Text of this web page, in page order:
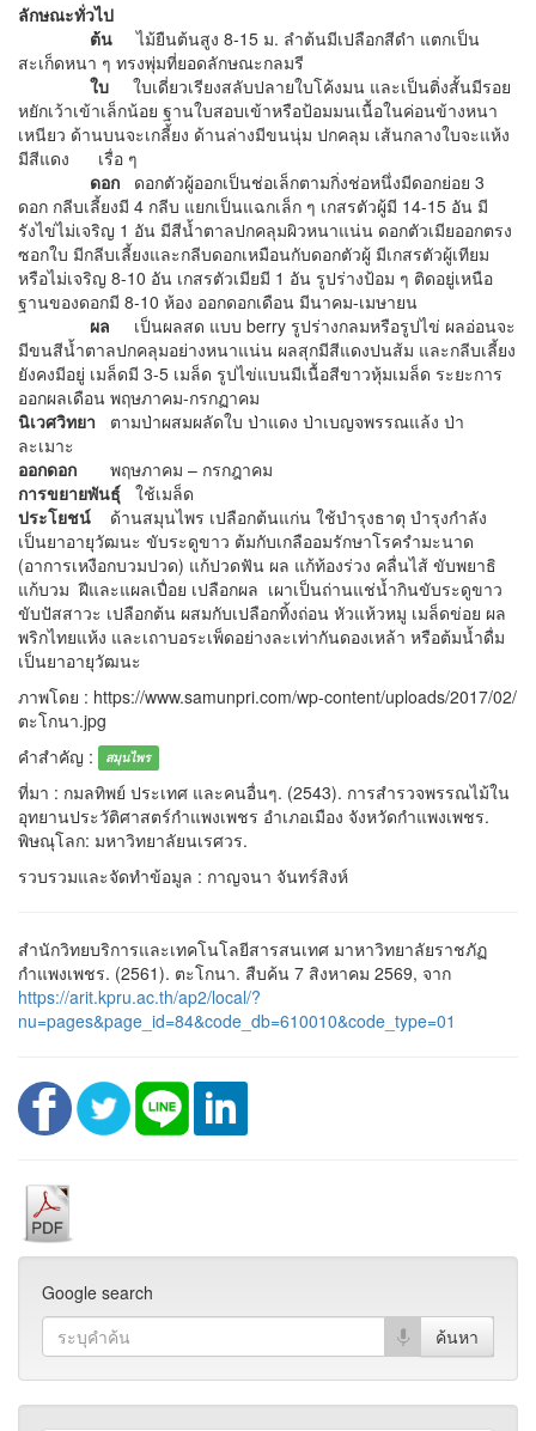
ลักษณะทั่วไป
ต้น
ไม้ยืนต้นสูง 8-15 ม. ลำต้นมีเปลือกสีดำ แตกเป็น
สะเก็ดหนา ๆ ทรงพุ่มที่ยอดลักษณะกลมรี
ใบ
ใบเดี่ยวเรียงสลับปลายใบโค้งมน และเป็นติ่งสั้นมีรอย
หยักเว้าเข้าเล็กน้อย ฐานใบสอบเข้าหรือป้อมมนเนื้อในค่อนข้างหนา
เหนียว ด้านบนจะเกลี้ยง ด้านล่างมีขนนุ่ม ปกคลุม เส้นกลางใบจะแห้ง
มีสีแดง เรื่อ ๆ
ดอก
ดอกตัวผู้ออกเป็นช่อเล็กตามกิ่งช่อหนึ่งมีดอกย่อย 3
ดอก กลีบเลี้ยงมี 4 กลีบ แยกเป็นแฉกเล็ก ๆ เกสรตัวผู้มี 14-15 อัน มี
รังไข่ไม่เจริญ 1 อัน มีสีน้ำตาลปกคลุมผิวหนาแน่น ดอกตัวเมียออกตรง
ซอกใบ มีกลีบเลี้ยงและกลีบดอกเหมือนกับดอกตัวผู้ มีเกสรตัวผู้เทียม
หรือไม่เจริญ 8-10 อัน เกสรตัวเมียมี 1 อัน รูปร่างป้อม ๆ ติดอยู่เหนือ
ฐานของดอกมี 8-10 ห้อง ออกดอกเดือน มีนาคม-เมษายน
ผล
เป็นผลสด แบบ berry รูปร่างกลมหรือรูปไข่ ผลอ่อนจะ
มีขนสีน้ำตาลปกคลุมอย่างหนาแน่น ผลสุกมีสีแดงปนส้ม และกลีบเลี้ยง
ยังคงมีอยู่ เมล็ดมี 3-5 เมล็ด รูปไข่แบนมีเนื้อสีขาวหุ้มเมล็ด ระยะการ
ออกผลเดือน พฤษภาคม-กรกฏาคม
นิเวศวิทยา ตามป่าผสมผลัดใบ ป่าแดง ป่าเบญจพรรณแล้ง ป่า
ละเมาะ
ออกดอก
พฤษภาคม – กรกฎาคม
การขยายพันธุ์ ใช้เมล็ด
ประโยชน์
ด้านสมุนไพร เปลือกต้นแก่น ใช้บำรุงธาตุ บำรุงกำลัง
เป็นยาอายุวัฒนะ ขับระดูขาว ต้มกับเกลืออมรักษาโรครำมะนาด
(อาการเหงือกบวมปวด) แก้ปวดฟัน ผล แก้ท้องร่วง คลื่นไส้ ขับพยาธิ
แก้บวม ฝีและแผลเปื่อย เปลือกผล เผาเป็นถ่านแช่น้ำกินขับระดูขาว
ขับปัสสาวะ เปลือกต้น ผสมกับเปลือกทิ้งถ่อน หัวแห้วหมู เมล็ดข่อย ผล
พริกไทยแห้ง และเถาบอระเพ็ดอย่างละเท่ากันดองเหล้า หรือต้มน้ำดื่ม
เป็นยาอายุวัฒนะ
ภาพโดย : https://www.samunpri.com/wp-content/uploads/2017/02/
ตะโกนา.jpg
คำสำคัญ :
สมุนไพร
ที่มา : กมลทิพย์ ประเทศ และคนอื่นๆ. (2543). การสำรวจพรรณไม้ใน
อุทยานประวัติศาสตร์กำแพงเพชร อำเภอเมือง จังหวัดกำแพงเพชร.
พิษณุโลก: มหาวิทยาลัยนเรศวร.
รวบรวมและจัดทำข้อมูล : กาญจนา จันทร์สิงห์
สำนักวิทยบริการและเทคโนโลยีสารสนเทศ มาหาวิทยาลัยราชภัฏ
กำแพงเพชร. (2561). ตะโกนา. สืบค้น 7 สิงหาคม 2569, จาก
https://arit.kpru.ac.th/ap2/local/?
nu=pages&page_id=84&code_db=610010&code_type=01
Google search